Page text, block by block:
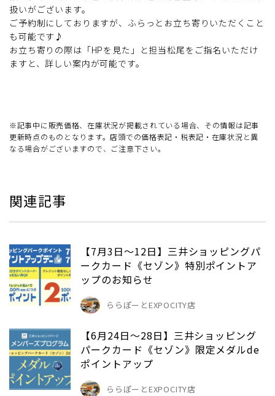
扱いがございます。
ご予約制にしておりますが、ふらっとお立ち寄りいただくこと
も可能です♪
お立ち寄りの際は「HPを見た」と担当松尾をご指名いただけ
ますと、詳しい案内が可能です。
※記事中に販売価格、在庫状況が掲載されている場合、その情報は記事
更新時点のものとなります。店頭での価格表記・税表記・在庫状況と異
なる場合がございますので、ご注意下さい。
関連記事
【7月3日～12日】三井ショッピングパ
ークカード《セゾン》特別ポイントア
ップのお知らせ
ららぽーとEXPOCITY店
【6月24日～28日】三井ショッピング
パークカード《セゾン》限定メダルde
ポイントアップ
ららぽーとEXPOCITY店